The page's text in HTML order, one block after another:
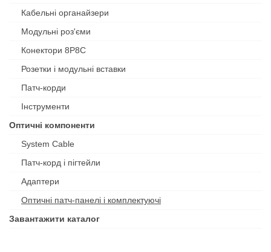
Кабельні органайзери
Модульні роз'єми
Конектори 8P8C
Розетки і модульні вставки
Патч-корди
Інструменти
Оптичні компоненти
System Cable
Патч-корд і пігтейли
Адаптери
Оптичні патч-панелі і комплектуючі
Завантажити каталог